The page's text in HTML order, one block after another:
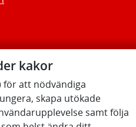
kakor
för att nödvändiga
skapa utökade
samt följa